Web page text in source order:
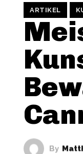
ARTIKEL
By